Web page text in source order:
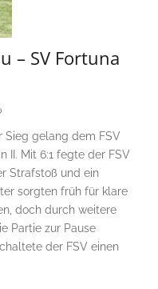
– SV Fortuna
Sieg gelang dem FSV
II. Mit 6:1 fegte der FSV
Strafstoß und ein
sorgten früh für klare
doch durch weitere
Partie zur Pause
der FSV einen